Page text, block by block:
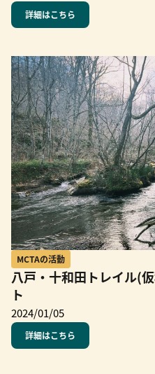
詳細はこちら
MCTAの活動
八戸・十和田トレイル(
ト
2024/01/05
詳細はこちら